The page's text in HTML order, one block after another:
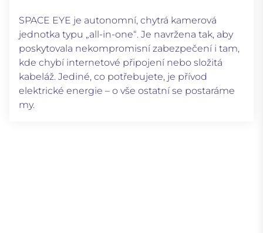
SPACE EYE je autonomní, chytrá kamerová
jednotka typu „all-in-one“. Je navržena tak, aby
poskytovala nekompromisní zabezpečení i tam,
kde chybí internetové připojení nebo složitá
kabeláž. Jediné, co potřebujete, je přívod
elektrické energie – o vše ostatní se postaráme
my.